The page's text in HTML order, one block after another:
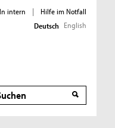
intern |
Hilfe im Notfall
Deutsch English